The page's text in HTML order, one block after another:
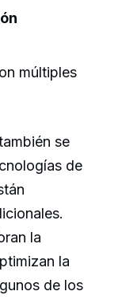
múltiples
se
de
la
la
de los